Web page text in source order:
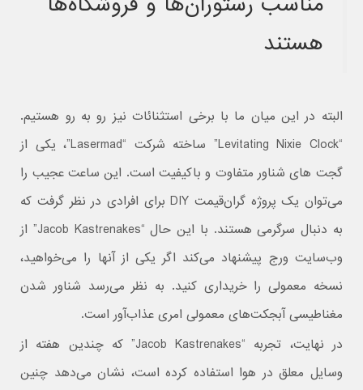
هستند
البته در این میان ما با برخی استثنائات نیز رو به رو هستیم.
“Levitating Nixie Clock” ساخته شرکت “Lasermad”، یکی از
گجت های شناور متفاوت و باکیفیت است. این ساعت عجیب را
می‌توان یک پروژه گران‌قیمت DIY برای افرادی در نظر گرفت که
به دنبال سرگرمی هستند. با این حال “Jacob Kastrenakes” از
وب‌سایت ورج پیشنهاد می‌کند اگر یکی از آنها را می‌خواهید،
نسخه معمولی را خریداری کنید. به نظر می‌رسد شناور شدن
مغناطیسی آبجکت‌های معمولی امری عذاب‌آور است.
در نهایت، تجربه “Jacob Kastrenakes” که چندین هفته از
وسایل معلق در هوا استفاده کرده است، نشان می‌دهد چنین